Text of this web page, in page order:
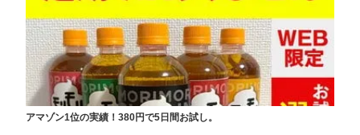
アマゾン1位の実績！380円で5日間お試し。